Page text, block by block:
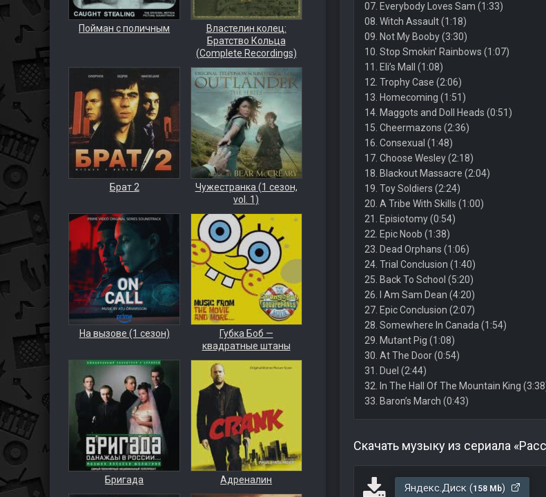
Пойман с поличным
Властелин колец:
Братство Кольца
(Complete Recordings)
Брат 2
Чужестранка (1 сезон,
vol. 1)
На вызове (1 сезон)
Губка Боб —
квадратные штаны
Бригада Адреналин
07. Everybody Loves Sam (1:33)
08. Witch Assault (1:18)
09. Not My Booby (3:30)
10. Stop Smokin’ Rainbows (1:07)
11. Eli’s Mall (1:08)
12. Trophy Case (2:06)
13. Homecoming (1:51)
14. Maggots and Doll Heads (0:51)
15. Cheermazons (2:36)
16. Consexual (1:48)
17. Choose Wesley (2:18)
18. Blackout Massacre (2:04)
19. Toy Soldiers (2:24)
20. A Tribe With Skills (1:00)
21. Episiotomy (0:54)
22. Epic Noob (1:38)
23. Dead Orphans (1:06)
24. Trial Conclusion (1:40)
25. Back To School (5:20)
26. I Am Sam Dean (4:20)
27. Epic Conclusion (2:07)
28. Somewhere In Canada (1:54)
29. Mutant Pig (1:08)
30. At The Door (0:54)
31. Duel (2:44)
32. In The Hall Of The Mountain King
33. Baron’s March (0:43)
Скачать музыку из сериала
Яндекс.Диск (158 Mb)